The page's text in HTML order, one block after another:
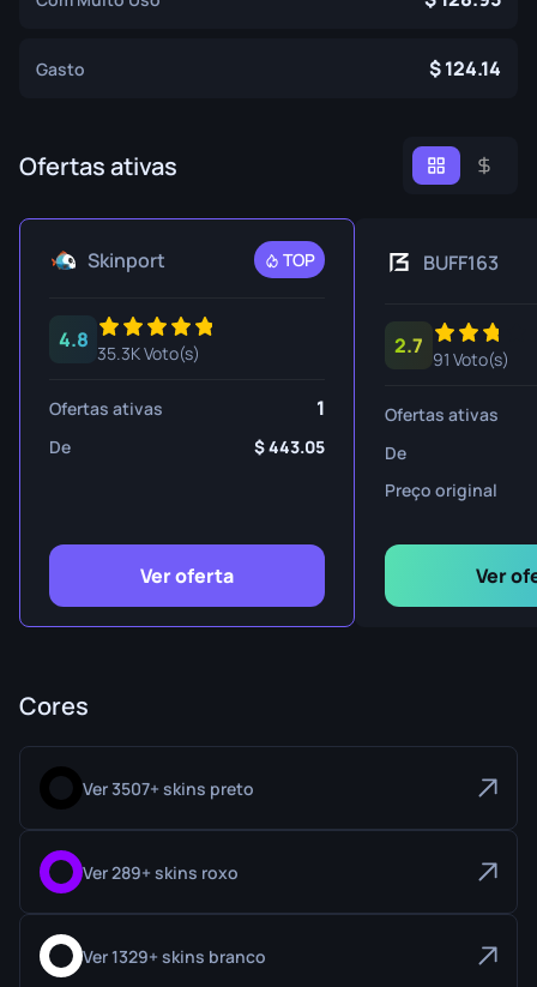
Gasto 124.14
Ofertas ativas
Skinport TOP
4.8
35.3K Voto(s)
Ofertas ativas 1
De 443.05
Ver oferta
BUFF163
2.7
91 Voto(s)
Ofertas ativas
De
Preço original
Ver
Cores
Ver 3507+ skins preto
Ver 289+ skins roxo
Ver 1329+ skins branco